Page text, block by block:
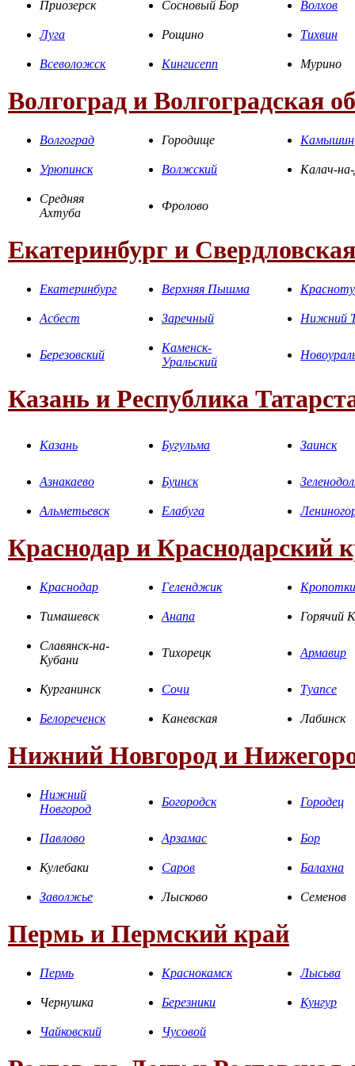
Приозерск Сосновый Бор Волхов
Луга Рощино Тихвин
Всеволожск Кингисепп Мурино
Волгоград и Волгоградская
Волгоград Городище Камышин
Урюпинск Волжский Калач-
Средняя
Ахтуба
Фролово
Екатеринбург и
Екатеринбург Верхняя Пышма
Асбест Заречный Нижний
Березовский
Каменск-
Уральский
Казань и Республика
Казань Бугульма Заинск
Азнакаево Буинск
Альметьевск Елабуга
Краснодар и Краснодарский
Краснодар Геленджик
Тимашевск Анапа Горячий
Славянск-на-
Кубани
Тихорецк Армавир
Курганинск Сочи Туапсе
Белореченск Каневская Лабинск
Нижний Новгород и
Нижний
Новгород
Богородск Городец
Павлово Арзамас Бор
Кулебаки Саров Балахна
Заволжье Лысково Семенов
Пермь и Пермский край
Пермь Краснокамск Лысьва
Чернушка Березники Кунгур
Чайковский Чусовой